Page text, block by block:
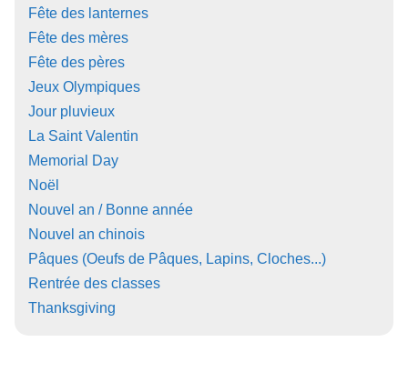
Fête des lanternes
Fête des mères
Fête des pères
Jeux Olympiques
Jour pluvieux
La Saint Valentin
Memorial Day
Noël
Nouvel an / Bonne année
Nouvel an chinois
Pâques (Oeufs de Pâques, Lapins, Cloches...)
Rentrée des classes
Thanksgiving